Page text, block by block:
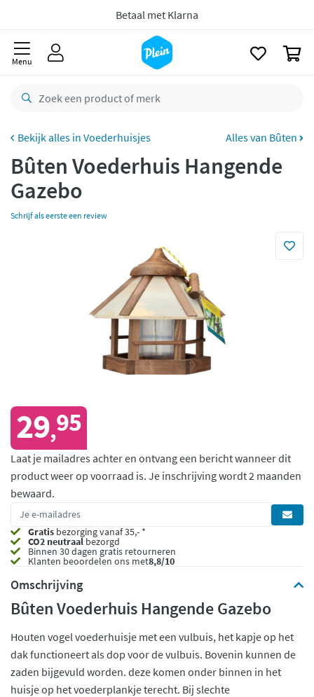
Gratisretourneren
8,8/10
Menu
Voederhuisjes Alles van Bûten
Bûten Voederhuis Hangende
Gazebo
Schrijf als eerste een review
29,95
Laat je mailadres achter en ontvang een bericht wanneer dit
product weer op voorraad is. Je inschrijving wordt 2 maanden
bewaard.
Gratis bezorging vanaf 35,- *
CO2 neutraalbezorgd
Binnen 30 dagen gratis retourneren
Klanten beoordelen ons met8,8/10
Omschrijving
Bûten Voederhuis Hangende Gazebo
Houten vogel voederhuisje met een vulbuis, het kapje op het
dak functioneert als dop voor de vulbuis. Bovenin kunnen de
zaden bijgevuld worden. deze komen onder binnen in het
huisje op het voederplankje terecht. Bij slechte